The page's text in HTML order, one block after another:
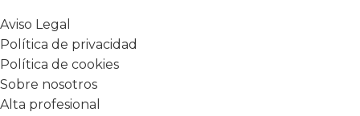
Aviso Legal
Política de privacidad
Política de cookies
Sobre nosotros
Alta profesional